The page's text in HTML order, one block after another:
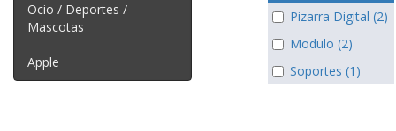
Ocio / Deportes /
Mascotas
Apple
Pizarra Digital (2)
Modulo (2)
Soportes (1)